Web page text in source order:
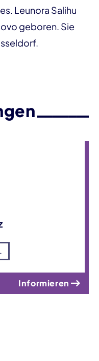
Leunora Salihu
geboren. Sie
Informieren